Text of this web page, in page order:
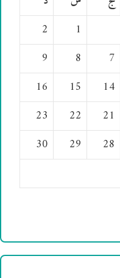
1
2
7
8
9
14
15
16
21
22
23
28
29
30